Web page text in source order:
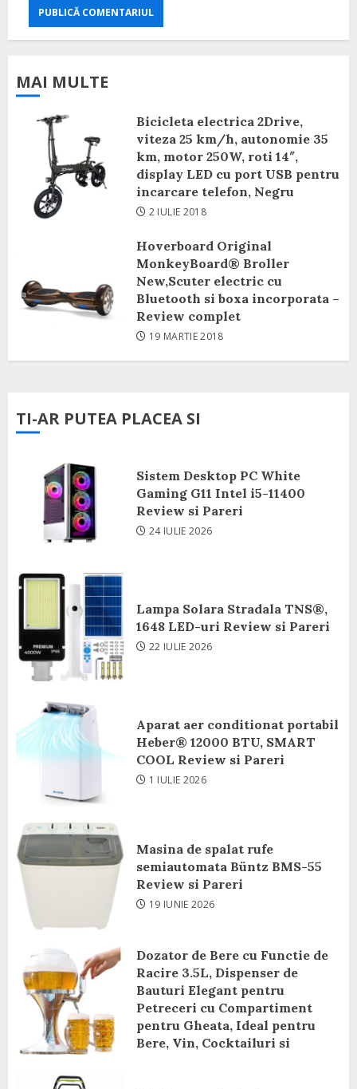
MAI MULTE
Bicicleta electrica 2Drive,
viteza 25 km/h, autonomie 35
km, motor 250W, roti 14″,
display LED cu port USB pentru
incarcare telefon, Negru
2 IULIE 2018
Hoverboard Original
MonkeyBoard® Broller
New,Scuter electric cu
Bluetooth si boxa incorporata –
Review complet
19 MARTIE 2018
TI-AR PUTEA PLACEA SI
Sistem Desktop PC White
Gaming G11 Intel i5-11400
Review si Pareri
24 IULIE 2026
Lampa Solara Stradala TNS®,
1648 LED-uri Review si Pareri
22 IULIE 2026
Aparat aer conditionat portabil
Heber® 12000 BTU, SMART
COOL Review si Pareri
1 IULIE 2026
Masina de spalat rufe
semiautomata Büntz BMS-55
Review si Pareri
19 IUNIE 2026
Dozator de Bere cu Functie de
Racire 3.5L, Dispenser de
Bauturi Elegant pentru
Petreceri cu Compartiment
pentru Gheata, Ideal pentru
Bere, Vin, Cocktailuri si